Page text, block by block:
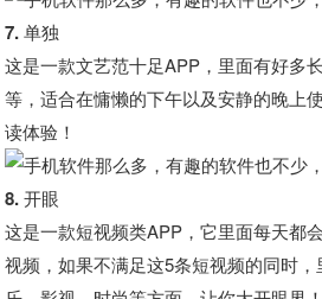
7. 单独
这是一款文艺范十足APP，里面有好多
等，适合在慵懒的下午以及安静的晚上
读体验！
8. 开眼
这是一款短视频类APP，它里面每天都
视频，如果不满足这5条短视频的同时